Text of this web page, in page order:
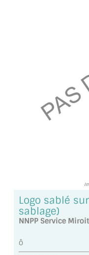
TOUS LES TARIFS
GUIDE : CHOIX
INSPIRATIONS ET
MIROIR VIEILLI
MIROIR
LOTS DE MIROIRS
Logo sablé
sablage)
NNPP Service
ô